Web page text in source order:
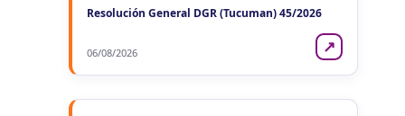
Resolución General DGR (Tucuman) 45/2026
06/08/2026 ↗